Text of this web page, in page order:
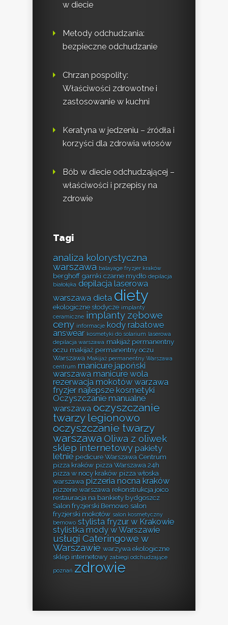
w diecie
Metody odchudzania:
bezpieczne odchudzanie
Chrzan pospolity:
Właściwości zdrowotne i
zastosowanie w kuchni
Keratyna w jedzeniu – źródła i
korzyści dla zdrowia włosów
Bób w diecie odchudzającej –
właściwości i przepisy na
zdrowie
Tagi
analiza kolorystyczna
warszawa balayage fryzjer kraków
berghoff garnki czarne mydło depilacja
białołęka depilacja laserowa
warszawa dieta diety
ekologiczne słodycze implanty
ceramiczne implanty zębowe
ceny informacje kody rabatowe
answear kosmetyki do solarium laserowa
depilacja warszawa makijaż permanentny
oczu makijaż permanentny oczu
Warszawa Makijaż permanentny Warszawa
centrum manicure japoński
warszawa manicure wola
rezerwacja mokotów warzawa
fryzjer najlepsze kosmetyki
Oczyszczanie manualne
warszawa oczyszczanie
twarzy legionowo
oczyszczanie twarzy
warszawa Oliwa z oliwek
sklep internetowy pakiety
letnie pedicure Warszawa Centrum
pizza kraków pizza Warszawa 24h
pizza w nocy kraków pizza włoska
warszawa pizzeria nocna kraków
pizzerie warszawa rekonstrukcja joico
restauracja na bankiety bydgoszcz
Salon fryzjerski Bemowo salon
fryzjerski mokotów salon kosmetyczny
bemowo stylista fryzur w Krakowie
stylistka mody w Warszawie
usługi Cateringowe w
Warszawie warzywa ekologiczne
sklep internetowy zabiegi odchudzające
poznań zdrowie